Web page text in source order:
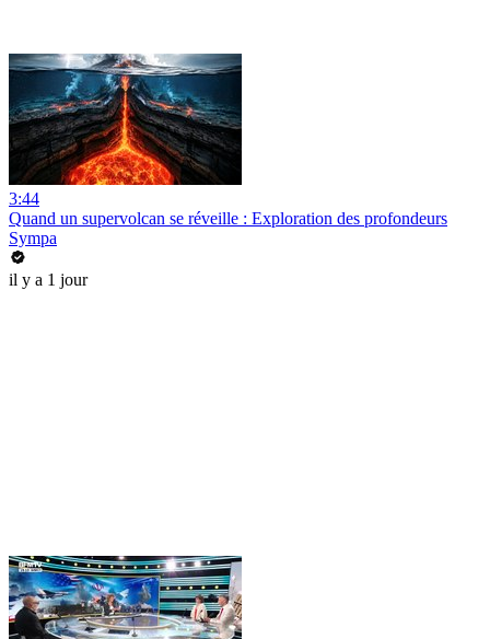
3:44
Quand un supervolcan se réveille : Exploration des profondeurs
Sympa
il y a 1 jour